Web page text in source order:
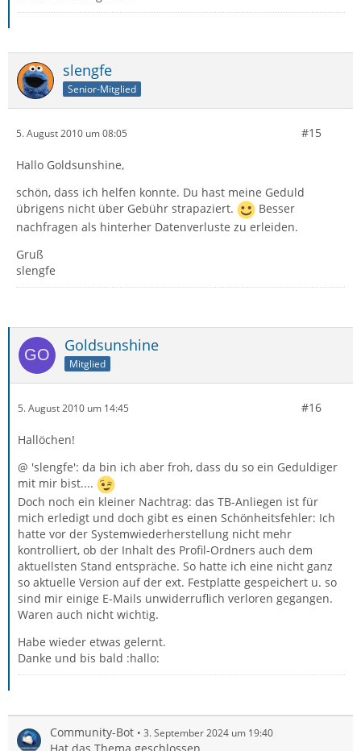
slengfe
Senior-Mitglied
5. August 2010 um 08:05 #15
Hallo Goldsunshine,
schön, dass ich helfen konnte. Du hast meine Geduld
übrigens nicht über Gebühr strapaziert.
Besser
nachfragen als hinterher Datenverluste zu erleiden.
Gruß
slengfe
Goldsunshine
Mitglied
5. August 2010 um 14:45 #16
Hallöchen!
@ 'slengfe': da bin ich aber froh, dass du so ein Geduldiger
mit mir bist....
Doch noch ein kleiner Nachtrag: das TB-Anliegen ist für
mich erledigt und doch gibt es einen Schönheitsfehler: Ich
hatte vor der Systemwiederherstellung nicht mehr
kontrolliert, ob der Inhalt des Profil-Ordners auch dem
aktuellsten Stand entspräche. So hatte ich eine nicht ganz
so aktuelle Version auf der ext. Festplatte gespeichert u. so
sind mir einige E-Mails unwiderruflich verloren gegangen.
Waren auch nicht wichtig.
Habe wieder etwas gelernt.
Danke und bis bald :hallo:
Community-Bot 3. September 2024 um 19:40